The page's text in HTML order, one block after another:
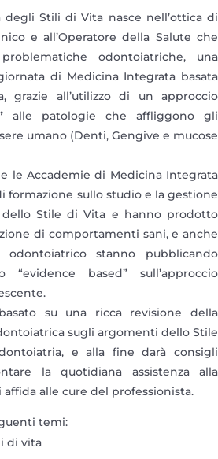
Stili di Vita nasce nell’ottica di
e all’Operatore della Salute che
odontoiatriche, una
di Medicina Integrata basata
grazie all’utilizzo di un approccio
alle patologie che affliggono gli
umano (Denti, Gengive e mucose
le Accademie di Medicina Integrata
formazione sullo studio e la gestione
Stile di Vita e hanno prodotto
di comportamenti sani, e anche
stanno pubblicando
based” sull’approccio
su una ricca revisione della
sugli argomenti dello Stile
e alla fine darà consigli
la quotidiana assistenza alla
alle cure del professionista.
temi:
di vita